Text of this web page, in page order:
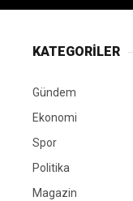
KATEGORİLER
Gündem
Ekonomi
Spor
Politika
Magazin